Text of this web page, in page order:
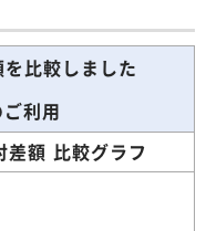
比較しました
利用
差額 比較グラフ